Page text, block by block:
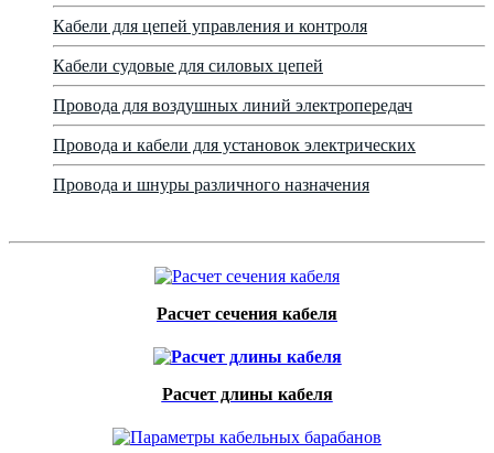
Кабели для цепей управления и контроля
Кабели судовые для силовых цепей
Провода для воздушных линий электропередач
Провода и кабели для установок электрических
Провода и шнуры различного назначения
Расчет сечения кабеля
Расчет длины кабеля